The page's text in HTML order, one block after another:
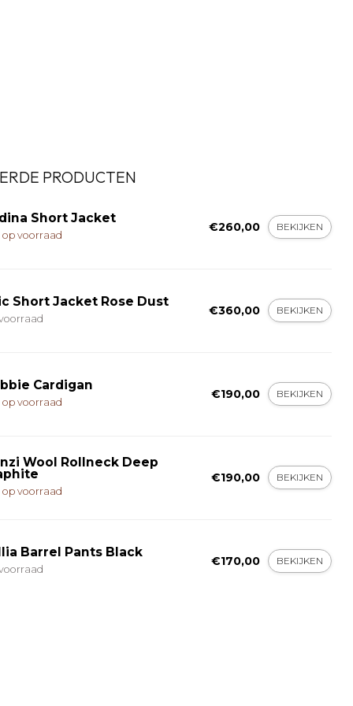
PRODUCTEN
Short Jacket
op voorraad
€260,00 BEKIJKEN
Short Jacket Rose Dust
€360,00 BEKIJKEN
Cardigan
op voorraad
€190,00 BEKIJKEN
Wool Rollneck Deep
op voorraad
€190,00 BEKIJKEN
Barrel Pants Black
€170,00 BEKIJKEN